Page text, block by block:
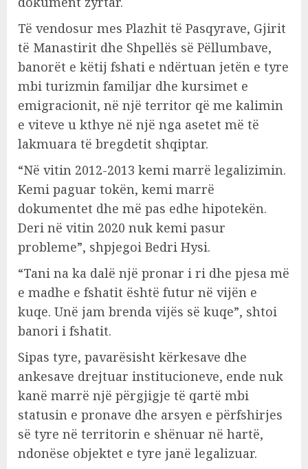
Të vendosur mes Plazhit të Pasqyrave, Gjirit
të Manastirit dhe Shpellës së Pëllumbave,
banorët e këtij fshati e ndërtuan jetën e tyre
mbi turizmin familjar dhe kursimet e
emigracionit, në një territor që me kalimin
e viteve u kthye në një nga asetet më të
lakmuara të bregdetit shqiptar.
“Në vitin 2012-2013 kemi marrë legalizimin.
Kemi paguar tokën, kemi marrë
dokumentet dhe më pas edhe hipotekën.
Deri në vitin 2020 nuk kemi pasur
probleme”, shpjegoi Bedri Hysi.
“Tani na ka dalë një pronar i ri dhe pjesa më
e madhe e fshatit është futur në vijën e
kuqe. Unë jam brenda vijës së kuqe”, shtoi
banori i fshatit.
Sipas tyre, pavarësisht kërkesave dhe
ankesave drejtuar institucioneve, ende nuk
kanë marrë një përgjigje të qartë mbi
statusin e pronave dhe arsyen e përfshirjes
së tyre në territorin e shënuar në hartë,
ndonëse objektet e tyre janë legalizuar.